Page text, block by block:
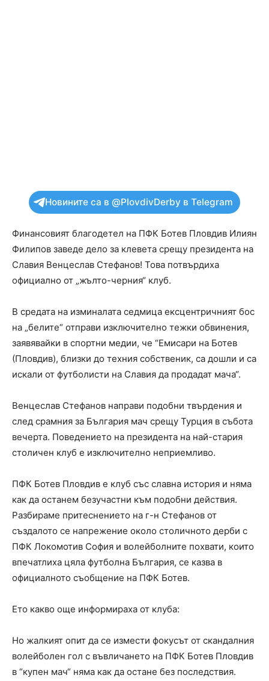
Новините са в @PlovdivDerby в Telegram
Финансовият благодетел на ПФК Ботев Пловдив Илиян
Филипов заведе дело за клевета срещу президента на
Славия Венцеслав Стефанов! Това потвърдиха
официално от „жълто-черния“ клуб.
В средата на изминалата седмица ексцентричният бос
на „белите“ отправи изключително тежки обвинения,
заявявайки в спортни медии, че “Емисари на Ботев
(Пловдив), близки до техния собственик, са дошли и са
искали от футболисти на Славия да продадат мача“.
Венцеслав Стефанов направи подобни твърдения и
след срамния за България мач срещу Турция в събота
вечерта. Поведението на президента на най-стария
столичен клуб е изключително неприемливо.
ПФК Ботев Пловдив е клуб със славна история и няма
как да останем безучастни към подобни действия.
Разбираме притеснението на г-н Стефанов от
създалото се напрежение около столичното дерби с
ПФК Локомотив София и волейболните похвати, които
впечатлиха цяла футболна България, се казва в
официалното съобщение на ПФК Ботев.
Ето какво още информираха от клуба:
Но жалкият опит да се измести фокусът от скандалния
волейболен гол с въвличането на ПФК Ботев Пловдив
в “купен мач“ няма как да остане без последствия.